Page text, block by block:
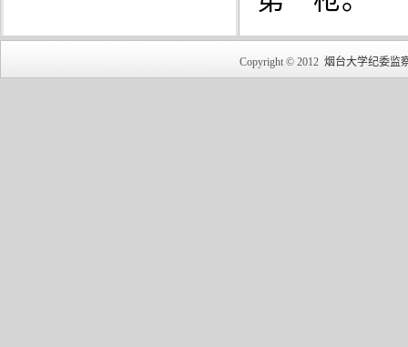
Copyright © 2012 烟台大学纪委监